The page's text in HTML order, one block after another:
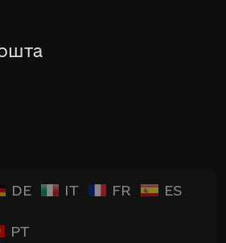
DE IT FR ES
PT